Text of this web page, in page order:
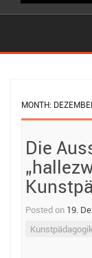
MONTH:
Die
Posted on 19.
Kunstpädagogik